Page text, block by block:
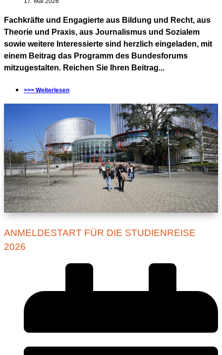
Fachkräfte und Engagierte aus Bildung und Recht, aus
Theorie und Praxis, aus Journalismus und Sozialem
sowie weitere Interessierte sind herzlich eingeladen, mit
einem Beitrag das Programm des Bundesforums
mitzugestalten. Reichen Sie Ihren Beitrag...
>>> Weiterlesen
ANMELDESTART FÜR DIE STUDIENREISE
2026